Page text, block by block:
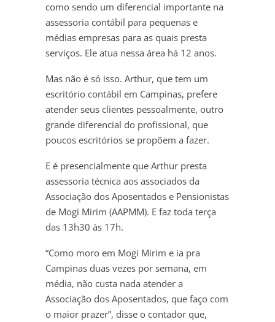
como sendo um diferencial importante na
assessoria contábil para pequenas e
médias empresas para as quais presta
serviços. Ele atua nessa área há 12 anos.
Mas não é só isso. Arthur, que tem um
escritório contábil em Campinas, prefere
atender seus clientes pessoalmente, outro
grande diferencial do profissional, que
poucos escritórios se propõem a fazer.
E é presencialmente que Arthur presta
assessoria técnica aos associados da
Associação dos Aposentados e Pensionistas
de Mogi Mirim (AAPMM). E faz toda terça
das 13h30 às 17h.
“Como moro em Mogi Mirim e ia pra
Campinas duas vezes por semana, em
média, não custa nada atender a
Associação dos Aposentados, que faço com
o maior prazer”, disse o contador que,